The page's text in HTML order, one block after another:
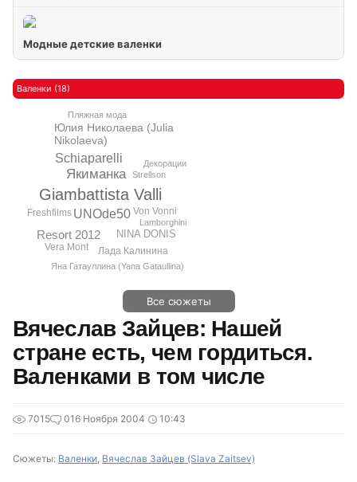
Модные детские валенки
Валенки (18)
Giambattista Valli
Якиманка
UNOde50
Schiaparelli
Resort 2012
Юлия Николаева (Julia
Nikolaeva)
NINA DONIS
Vera Mont
Von Vonni
Лада Калинина
Freshfilms
Яна Гатауллина (Yana Gataullina)
Декорации
Пляжная мода
Lamborghini
Strellson
Все сюжеты
Вячеслав Зайцев: Нашей
стране есть, чем гордиться.
Валенками в том числе
7015 016 Ноября 2004 10:43
Сюжеты: Валенки, Вячеслав Зайцев (Slava Zaitsev)